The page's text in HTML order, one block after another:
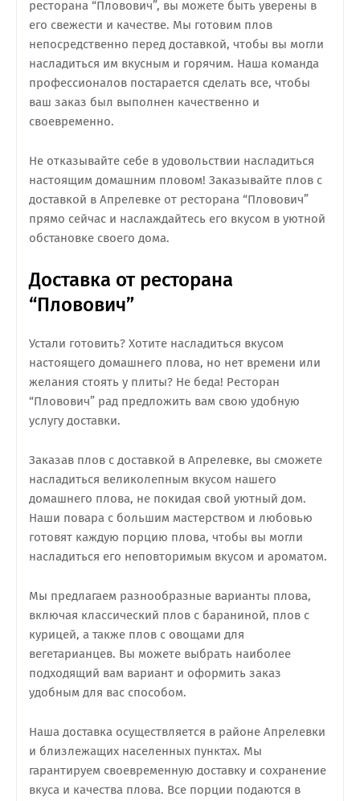
ресторана “Пловович”, вы можете быть уверены в
его свежести и качестве. Мы готовим плов
непосредственно перед доставкой, чтобы вы могли
насладиться им вкусным и горячим. Наша команда
профессионалов постарается сделать все, чтобы
ваш заказ был выполнен качественно и
своевременно.
Не отказывайте себе в удовольствии насладиться
настоящим домашним пловом! Заказывайте плов с
доставкой в Апрелевке от ресторана “Пловович”
прямо сейчас и наслаждайтесь его вкусом в уютной
обстановке своего дома.
Доставка от ресторана
“Пловович”
Устали готовить? Хотите насладиться вкусом
настоящего домашнего плова, но нет времени или
желания стоять у плиты? Не беда! Ресторан
“Пловович” рад предложить вам свою удобную
услугу доставки.
Заказав плов с доставкой в Апрелевке, вы сможете
насладиться великолепным вкусом нашего
домашнего плова, не покидая свой уютный дом.
Наши повара с большим мастерством и любовью
готовят каждую порцию плова, чтобы вы могли
насладиться его неповторимым вкусом и ароматом.
Мы предлагаем разнообразные варианты плова,
включая классический плов с бараниной, плов с
курицей, а также плов с овощами для
вегетарианцев. Вы можете выбрать наиболее
подходящий вам вариант и оформить заказ
удобным для вас способом.
Наша доставка осуществляется в районе Апрелевки
и близлежащих населенных пунктах. Мы
гарантируем своевременную доставку и сохранение
вкуса и качества плова. Все порции подаются в